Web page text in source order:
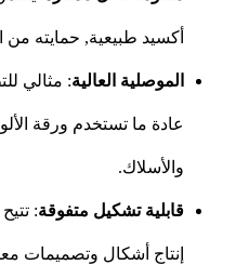
أكسيد طبيعية, حمايته من
الموصلية العالية
عادة ما تستخدم ورقة
والأسلاك.
قابلية تشكيل متفوقة:
إنتاج أشكال وتصميمات